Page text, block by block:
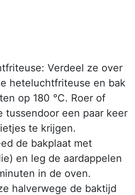
Verdeel ze over
heteluchtfriteuse en bak
op 180 °C. Roer of
tussendoor een paar keer
te krijgen.
de bakplaat met
en leg de aardappelen
in de oven.
halverwege de baktijd